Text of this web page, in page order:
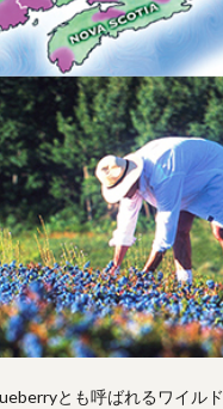
とも呼ばれるワイル